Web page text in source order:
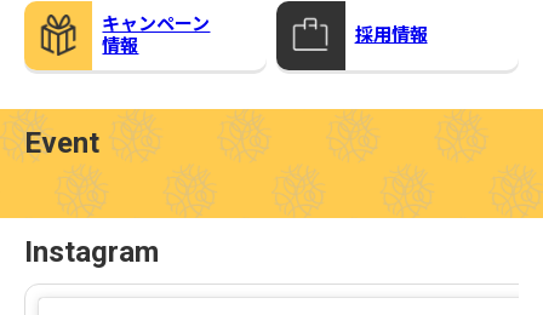
キャンペーン
情報
採用情報
Event
Instagram